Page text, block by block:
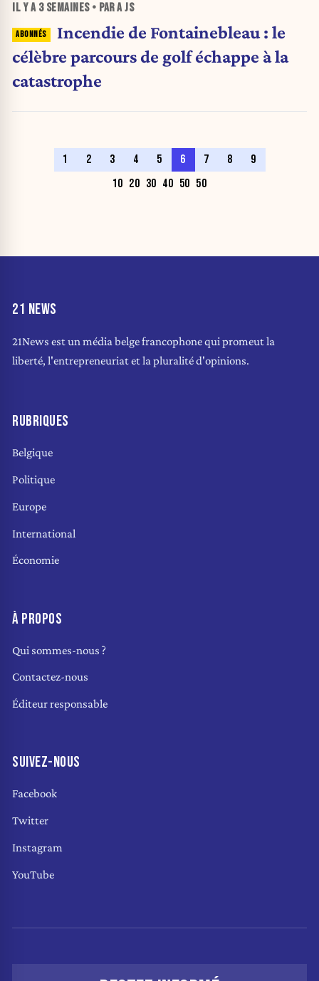
IL Y A 3 SEMAINES• PAR A JS
Incendie de Fontainebleau : le
célèbre parcours de golf échappe à la
catastrophe
1 2 3 4 5 6 7 8
9
10 20 30 40 50 50
21 NEWS
21News est un média belge francophone qui promeut la
liberté, l'entrepreneuriat et la pluralité d'opinions.
RUBRIQUES
Belgique
Politique
Europe
International
Économie
À PROPOS
Qui sommes-nous ?
Contactez-nous
Éditeur responsable
SUIVEZ-NOUS
Facebook
Twitter
Instagram
YouTube